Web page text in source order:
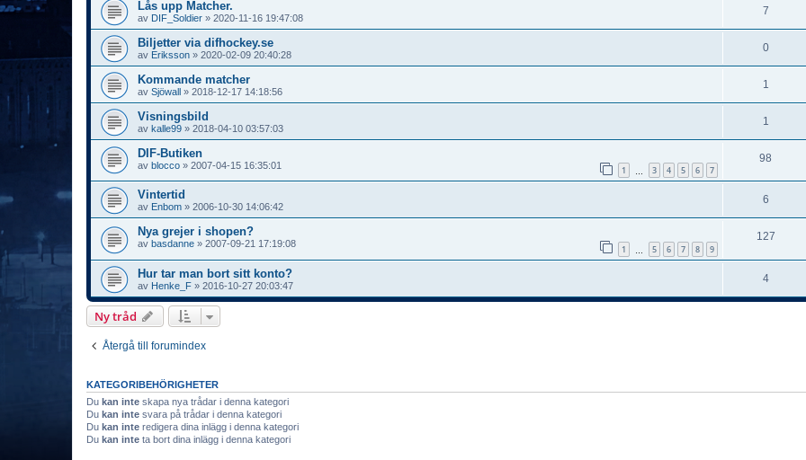
Lås upp Matcher.
av DIF_Soldier » 2020-11-16 19:47:08
7
Biljetter via difhockey.se
av Eriksson » 2020-02-09 20:40:28
0
Kommande matcher
av Sjöwall » 2018-12-17 14:18:56
1
Visningsbild
av kalle99 » 2018-04-10 03:57:03
1
DIF-Butiken
av blocco » 2007-04-15 16:35:01 1 3 4 5 6 7
98
Vintertid
av Enbom » 2006-10-30 14:06:42
6
Nya grejer i shopen?
av basdanne » 2007-09-21 17:19:08 1 5 6 7 8 9
127
Hur tar man bort sitt konto?
av Henke_F » 2016-10-27 20:03:47
4
Ny tråd
Återgå till forumindex
KATEGORIBEHÖRIGHETER
Du kan inte skapa nya trådar i denna kategori
Du kan inte svara på trådar i denna kategori
Du kan inte redigera dina inlägg i denna kategori
Du kan inte ta bort dina inlägg i denna kategori